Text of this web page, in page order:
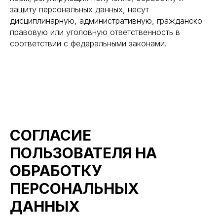
защиту персональных данных, несут
дисциплинарную, административную, гражданско-
правовую или уголовную ответственность в
соответствии с федеральными законами.
СОГЛАСИЕ
ПОЛЬЗОВАТЕЛЯ НА
ОБРАБОТКУ
ПЕРСОНАЛЬНЫХ
ДАННЫХ
Политика конфиденциальности
made by @victoryfranko
Реквизиты